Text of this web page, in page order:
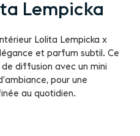
Lempicka
Lolita Lempicka x
et parfum subtil. Ce
diffusion avec un mini
pour une
au quotidien.